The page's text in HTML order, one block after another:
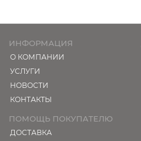
ИНФОРМАЦИЯ
О КОМПАНИИ
УСЛУГИ
НОВОСТИ
КОНТАКТЫ
ПОМОЩЬ ПОКУПАТЕЛЮ
ДОСТАВКА